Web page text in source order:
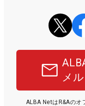
メ
ALBA NetはR&Aのオ